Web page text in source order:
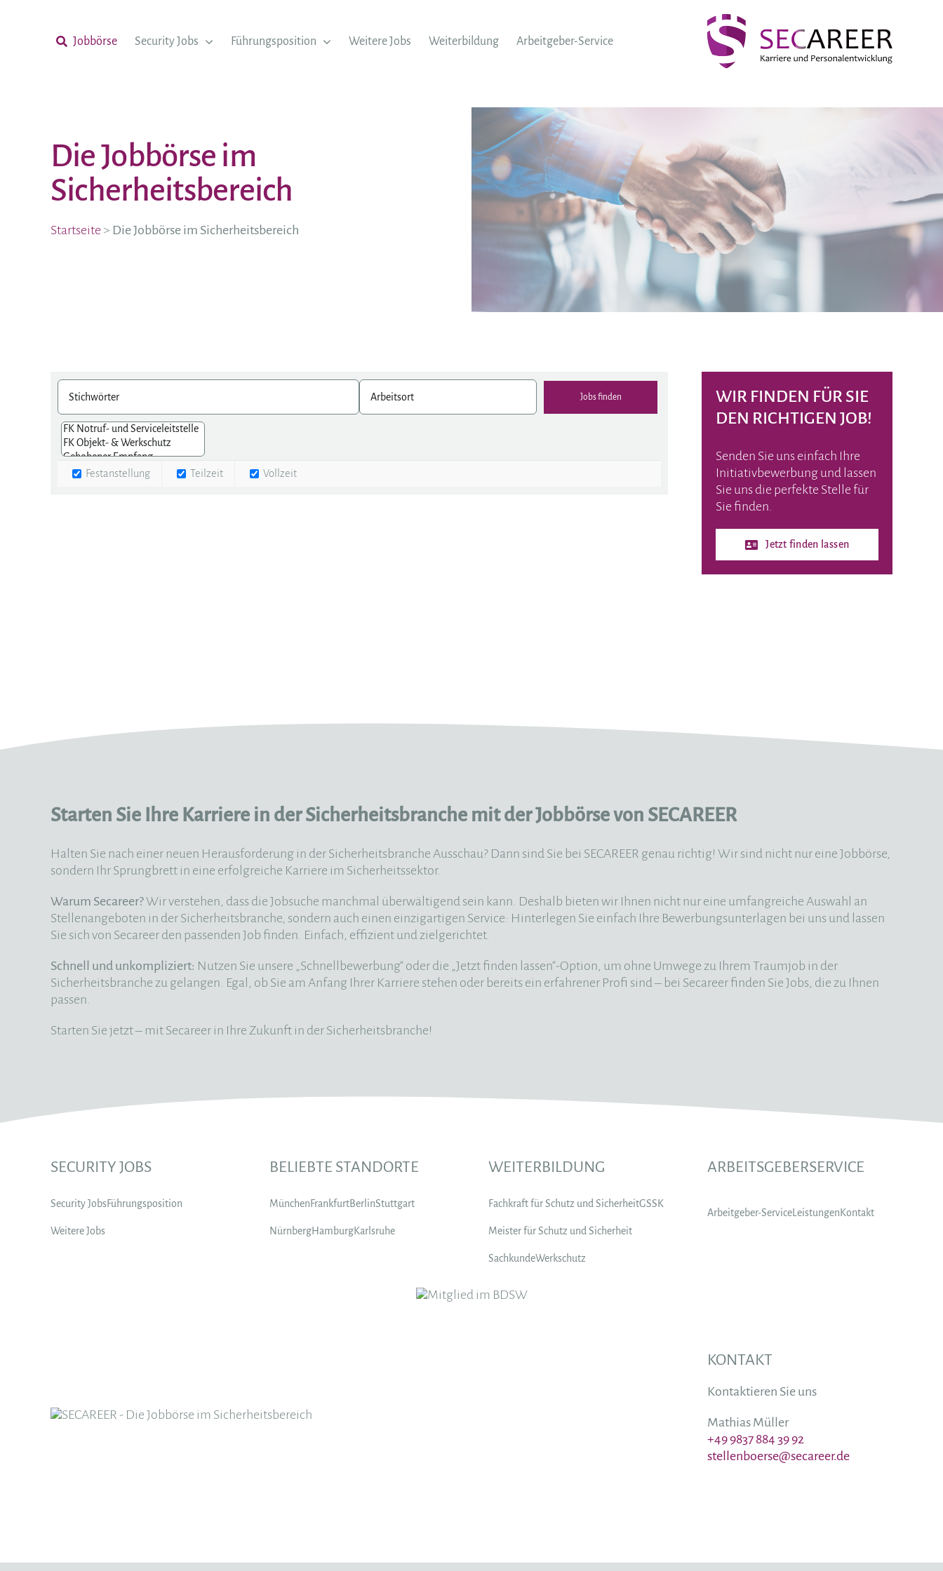
Jobbörse Security Jobs Führungsposition Weitere Jobs Weiterbildung Arbeitgeber-Service
Die Jobbörse im
Sicherheitsbereich
Startseite > Die Jobbörse im Sicherheitsbereich
Festanstellung Teilzeit Vollzeit
WIR FINDEN FÜR SIE
DEN RICHTIGEN JOB!
Senden Sie uns einfach Ihre
Initiativbewerbung und lassen
Sie uns die perfekte Stelle für
Sie finden.
Jetzt finden lassen
Starten Sie Ihre Karriere in der Sicherheitsbranche mit der Jobbörse von SECAREER
Halten Sie nach einer neuen Herausforderung in der Sicherheitsbranche Ausschau? Dann sind Sie bei SECAREER genau richtig! Wir sind nicht nur eine Jobbörse,
sondern Ihr Sprungbrett in eine erfolgreiche Karriere im Sicherheitssektor.
Warum Secareer?Wir verstehen, dass die Jobsuche manchmal überwältigend sein kann. Deshalb bieten wir Ihnen nicht nur eine umfangreiche Auswahl an
Stellenangeboten in der Sicherheitsbranche, sondern auch einen einzigartigen Service: Hinterlegen Sie einfach Ihre Bewerbungsunterlagen bei uns und lassen
Sie sich von Secareer den passenden Job finden. Einfach, effizient und zielgerichtet.
Schnell und unkompliziert: Nutzen Sie unsere „Schnellbewerbung“ oder die „Jetzt finden lassen“-Option, um ohne Umwege zu Ihrem Traumjob in der
Sicherheitsbranche zu gelangen. Egal, ob Sie am Anfang Ihrer Karriere stehen oder bereits ein erfahrener Profi sind – bei Secareer finden Sie Jobs, die zu Ihnen
passen.
Starten Sie jetzt – mit Secareer in Ihre Zukunft in der Sicherheitsbranche!
SECURITY JOBS
Security JobsFührungsposition
Weitere Jobs
BELIEBTE STANDORTE
MünchenFrankfurtBerlinStuttgart
NürnbergHamburgKarlsruhe
WEITERBILDUNG
Fachkraft für Schutz und SicherheitGSSK
Meister für Schutz und Sicherheit
SachkundeWerkschutz
ARBEITSGEBERSERVICE
Arbeitgeber-ServiceLeistungen Kontakt
KONTAKT
Kontaktieren Sie uns
Mathias Müller
+49 9837 884 39 92
stellenboerse@secareer.de